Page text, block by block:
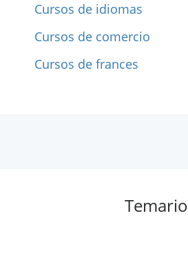
Cursos de idiomas
Cursos de comercio
Cursos de frances
Temario